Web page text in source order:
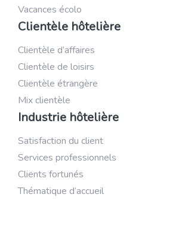
Vacances écolo
Clientèle hôtelière
Clientèle d’affaires
Clientèle de loisirs
Clientèle étrangère
Mix clientèle
Industrie hôtelière
Satisfaction du client
Services professionnels
Clients fortunés
Thématique d’accueil